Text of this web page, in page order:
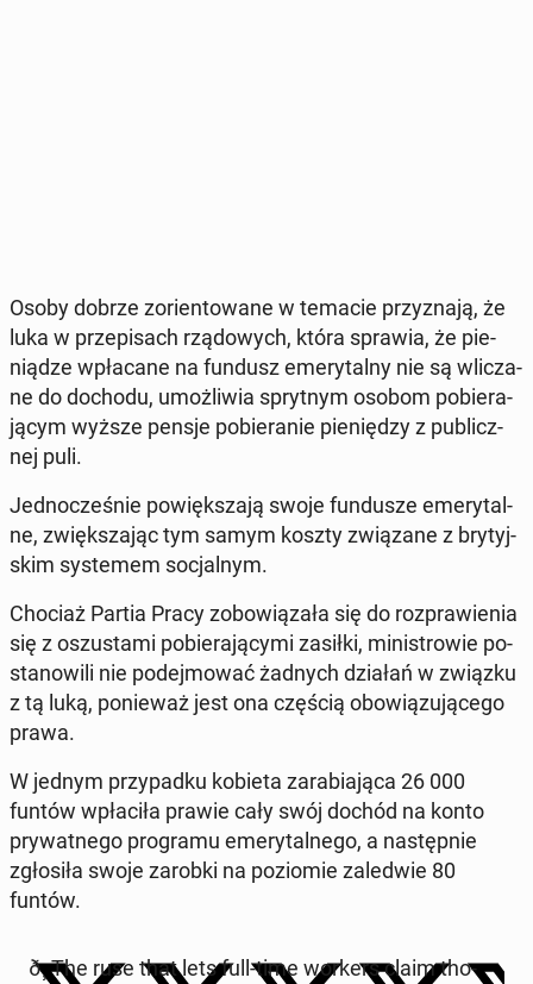
Osoby dobrze zo­rien­to­wa­ne w temacie przy­zna­ją, że
luka w prze­pi­sach rzą­do­wych, która sprawia, że pie­
nią­dze wpła­ca­ne na fundusz eme­ry­tal­ny nie są wli­cza­
ne do dochodu, umoż­li­wia spryt­nym osobom po­bie­ra­
ją­cym wyższe pensje po­bie­ra­nie pie­nię­dzy z pu­blicz­
nej puli.
Jed­no­cze­śnie po­więk­sza­ją swoje fun­du­sze eme­ry­tal­
ne, zwięk­sza­jąc tym samym koszty zwią­za­ne z bry­tyj­
skim sys­te­mem so­cjal­nym.
Chociaż Partia Pracy zo­bo­wią­za­ła się do roz­pra­wie­nia
się z oszu­sta­mi po­bie­ra­ją­cy­mi zasiłki, mi­ni­stro­wie po­
sta­no­wi­li nie po­dej­mo­wać żadnych działań w związku
z tą luką, po­nie­waż jest ona częścią obo­wią­zu­ją­ce­go
prawa.
W jednym przy­pad­ku kobieta za­ra­bia­ją­ca 26 000
funtów wpła­ci­ła prawie cały swój dochód na konto
pry­wat­ne­go pro­gra­mu eme­ry­tal­ne­go, a na­stęp­nie
zgło­si­ła swoje zarobki na po­zio­mie za­le­d­wie 80
funtów.
ð¸ The ruse that lets full-time workers claim tho­